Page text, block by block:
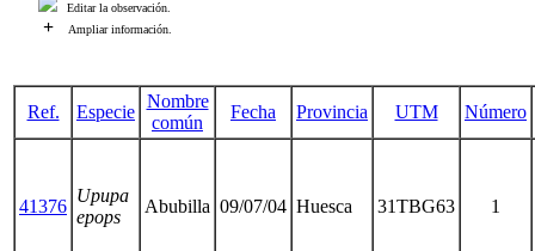
Editar la observación.
+ Ampliar información.
Ref. Especie
Nombre
común
Fecha Provincia UTM Número
41376
Upupa
epops
Abubilla 09/07/04 Huesca 31TBG63 1